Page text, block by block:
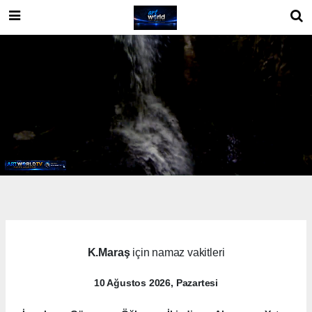
K.Maraşiçin namaz vakitleri
10 Ağustos 2026, Pazartesi